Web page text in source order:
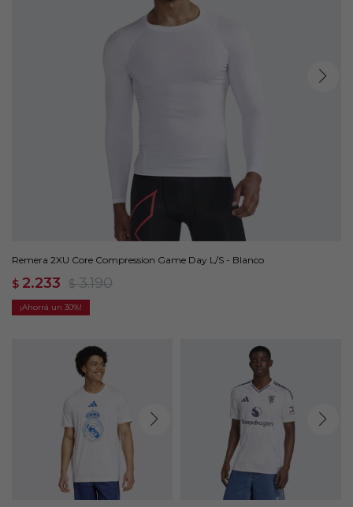
Remera 2XU Core Compression Game Day L/S - Blanco
$ 2.233 $ 3.190
30